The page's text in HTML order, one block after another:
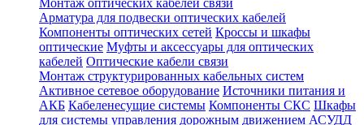
Арматура для подвески оптических кабелей
Компоненты оптических сетей Кроссы и шкафы
оптические Муфты и аксессуары для оптических
кабелей Оптические кабели связи
Монтаж структурированных кабельных систем
Активное сетевое оборудование Источники питания и
АКБ Кабеленесущие системы Компоненты СКС Шкафы
для системы управления дорожным движением АСУДД